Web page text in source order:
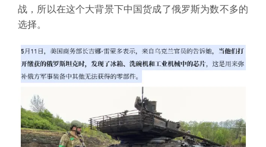
战，所以在这个大背景下中国货成了俄罗斯为数不多的
选择。